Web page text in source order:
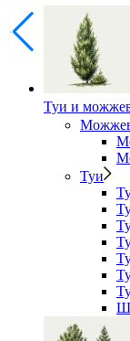
Туи и
Туи